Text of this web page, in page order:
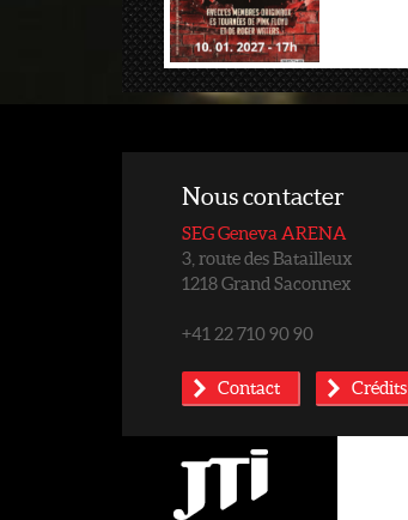
Nous contacter
SEG Geneva ARENA
3, route des Batailleux
1218 Grand Saconnex
+41 22 710 90 90
Contact Crédits